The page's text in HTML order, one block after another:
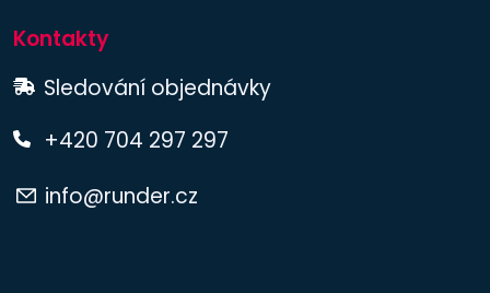
Kontakty
Sledování objednávky
+420 704 297 297
info@runder.cz